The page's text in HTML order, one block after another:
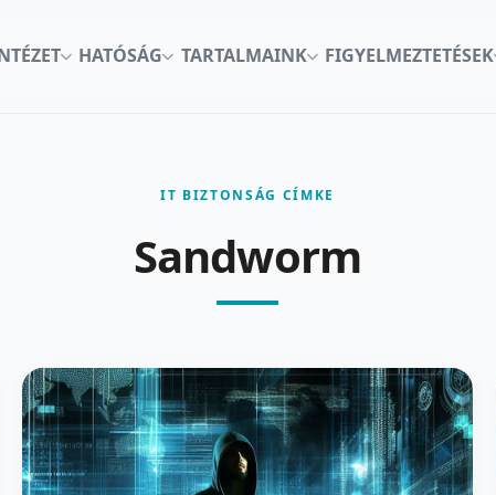
HATÓSÁG TARTALMAINK FIGYELMEZTETÉSEK
IT BIZTONSÁG CÍMKE
Sandworm